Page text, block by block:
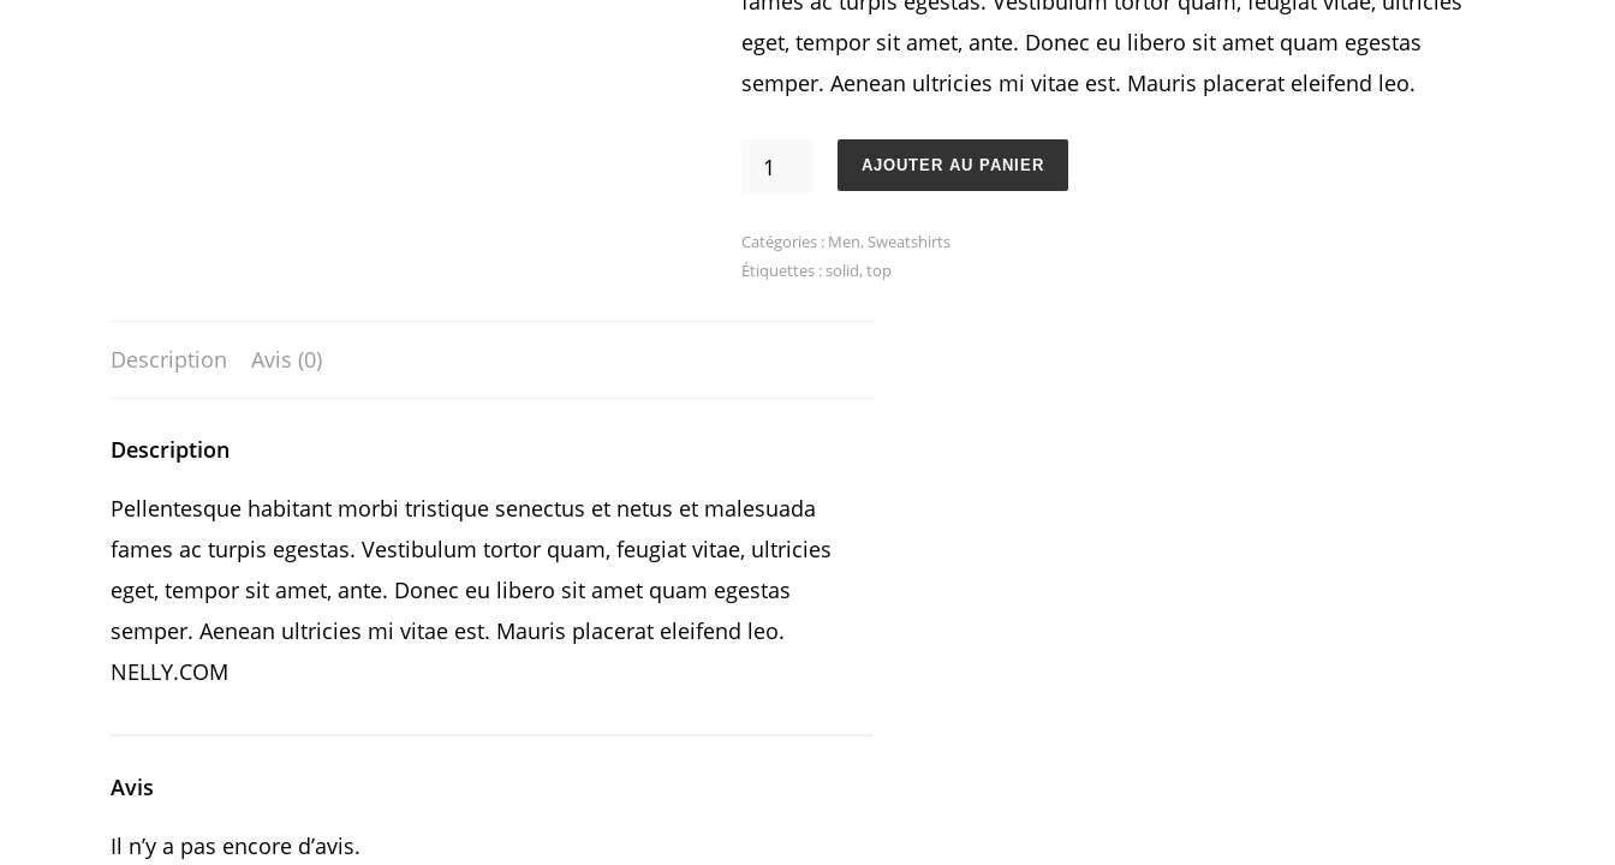
eget, tempor sit amet, ante. Donec eu libero sit amet quam egestas
semper. Aenean ultricies mi vitae est. Mauris placerat eleifend leo.
quantité
Emory
Piké
AJOUTER AU PANIER
Catégories : Men, Sweatshirts
Étiquettes :solid, top
Description Avis (0)
Description
Pellentesque habitant morbi tristique senectus et netus et malesuada
fames ac turpis egestas. Vestibulum tortor quam, feugiat vitae, ultricies
eget, tempor sit amet, ante. Donec eu libero sit amet quam egestas
semper. Aenean ultricies mi vitae est. Mauris placerat eleifend leo.
NELLY.COM
Avis
Il n’y a pas encore d’avis.